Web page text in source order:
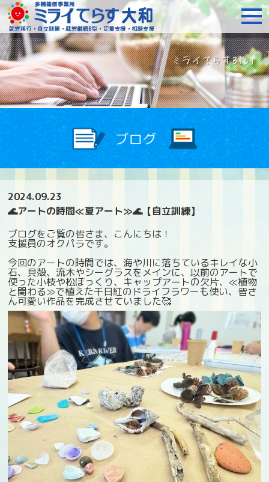
障がいをお持ちの方へ
2024.09.23
🌊アートの時間≪夏アート≫🌊【自立訓練】
ブログをご覧の皆さま、こんにちは！
支援員のオクパラです。
今回のアートの時間では、海や川に落ちているキレイな小
石、貝殻、流木やシーグラスをメインに、以前のアートで
使った小枝や松ぼっくり、キャップアートの欠片、≪植物
と関わる≫で植えた千日紅のドライフラワーも使い、皆さ
ん可愛い作品を完成させていました🥰